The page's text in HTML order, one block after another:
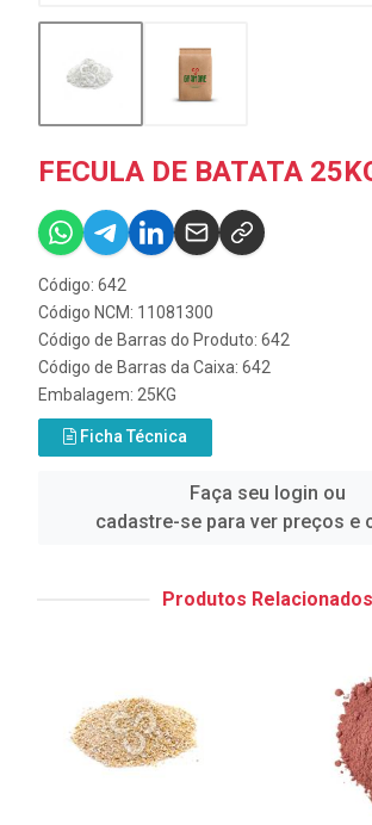
FECULA DE BATATA
Código: 642
Código NCM: 11081300
Código de Barras do Produto: 642
Código de Barras da Caixa: 642
Embalagem: 25KG
Ficha Técnica
Faça seu login ou
cadastre-se para ver preços e
Produtos Relacionados